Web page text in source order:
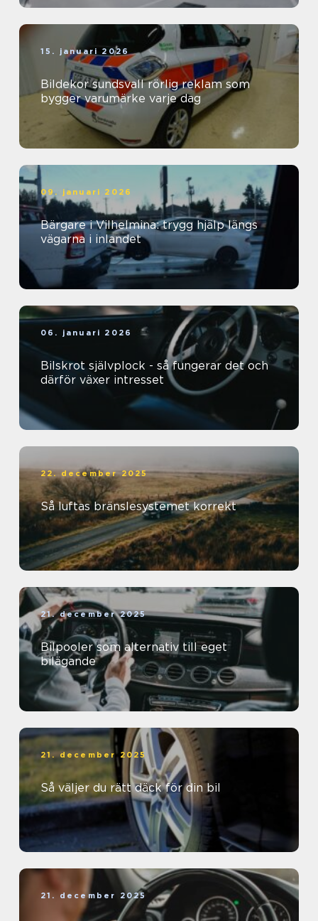
15. januari 2026
Bildekor sundsvall rörlig reklam som
bygger varumärke varje dag
09. januari 2026
Bärgare i Vilhelmina: trygg hjälp längs
vägarna i inlandet
06. januari 2026
Bilskrot självplock - så fungerar det och
därför växer intresset
22. december 2025
Så luftas bränslesystemet korrekt
21. december 2025
Bilpooler som alternativ till eget
bilägande
21. december 2025
Så väljer du rätt däck för din bil
21. december 2025